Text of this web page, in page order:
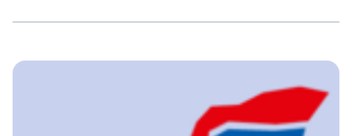
seiner mündlichen Begründung. Die Sparkasse hatte die
Kündigung mit einem angeblich erhöhten Prüfaufwand
infolge der Einstufung der sogenannten „Antifa Ost“ als
Terrororganisation durch die US-Regierung begründet.